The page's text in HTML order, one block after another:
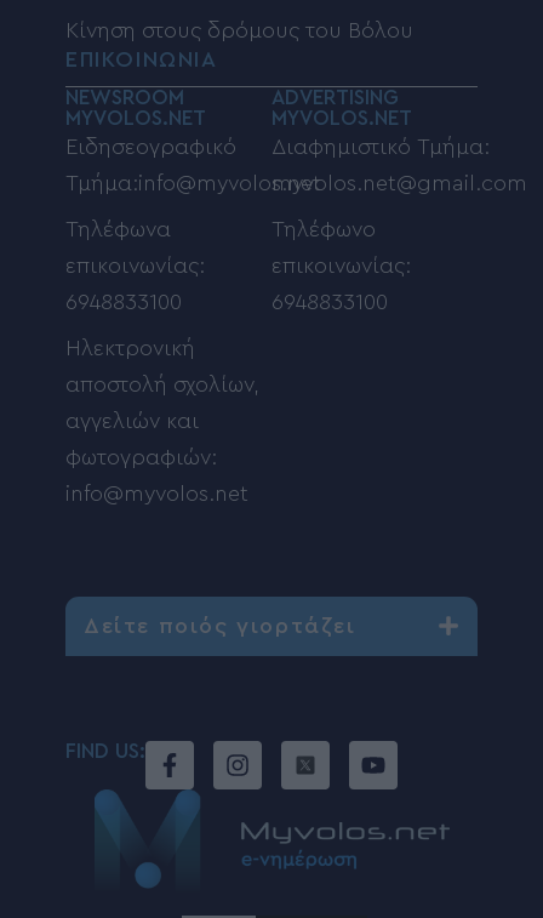
Κίνηση στους δρόμους του Βόλου
ΕΠΙΚΟΙΝΩΝΙΑ
NEWSROOM
MYVOLOS.NET
Ειδησεογραφικό
Τμήμα:info@myvolos.net
Τηλέφωνα
επικοινωνίας:
6948833100
Ηλεκτρονική
αποστολή σχολίων,
αγγελιών και
φωτογραφιών:
info@myvolos.net
ADVERTISING
MYVOLOS.NET
Διαφημιστικό Τμήμα:
myvolos.net@gmail.com
Τηλέφωνο
επικοινωνίας:
6948833100
Δείτε ποιός γιορτάζει
FIND US: